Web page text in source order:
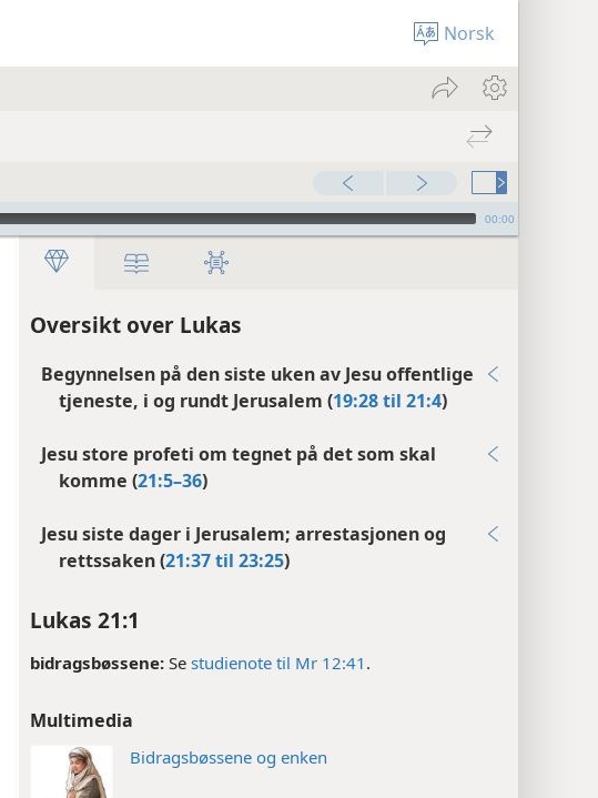
Norsk
00:00
Oversikt over Lukas
Begynnelsen på den siste uken av Jesu offentlige
tjeneste, i og rundt Jerusalem (19:28 til 21:4)
Jesu store profeti om tegnet på det som skal
komme (21:5–36)
Jesu siste dager i Jerusalem; arrestasjonen og
rettssaken (21:37 til 23:25)
Lukas 21:1
bidragsbøssene: Se studienote til Mr 12:41 .
Multimedia
Bidragsbøssene og enken